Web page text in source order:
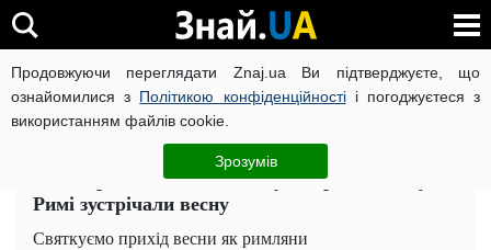
Продовжуючи переглядати Znaj.ua Ви підтверджуєте, що
ознайомилися з Політикою конфіденційностіі погоджуєтеся з
використанням файлів cookie.
Зрозумів
ВІЙНА РОСІЇ ПРОТИ УКРАЇНИ КОРОНАВІРУС В УКРАЇНІ
ЧИТАТЬ НА РУССКОМ
Новий рік і вакханалії: як у Стародавньому
Римі зустрічали весну
Святкуємо прихід весни як римляни